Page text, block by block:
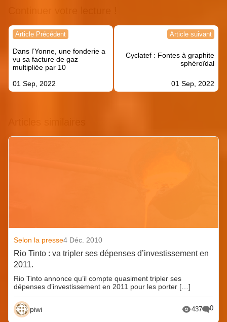
Navigation
l’article
Article Précédent
Dans l’Yonne, une fonderie a
vu sa facture de gaz
multipliée par 10
01 Sep, 2022
Article suivant
Cyclatef : Fontes à graphite
sphéroïdal
01 Sep, 2022
Selon la presse4 Déc. 2010
Rio Tinto : va tripler ses dépenses d’investissement en
2011.
Rio Tinto annonce qu’il compte quasiment tripler ses
dépenses d’investissement en 2011 pour les porter […]
piwi 437 0